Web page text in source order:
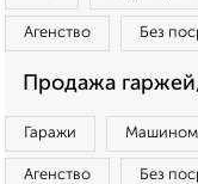
Агенство Без
Продажа
Гаражи
Агенство Без